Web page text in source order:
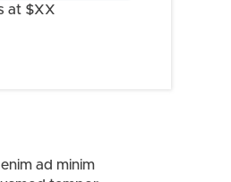
at $XX
ad minim